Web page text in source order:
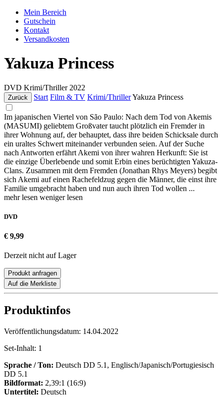
Mein Bereich
Gutschein
Kontakt
Versandkosten
Yakuza Princess
DVD Krimi/Thriller 2022
Zurück Start Film & TV Krimi/ThrillerYakuza Princess
Im japanischen Viertel von São Paulo: Nach dem Tod von Akemis
(MASUMI) geliebtem Großvater taucht plötzlich ein Fremder in
ihrer Wohnung auf, der behauptet, dass ihre beiden Schicksale durch
ein uraltes Schwert miteinander verbunden seien. Auf der Suche
nach Antworten erfährt Akemi von ihrer wahren Herkunft: Sie ist
die einzige Überlebende und somit Erbin eines berüchtigten Yakuza-
Clans. Zusammen mit dem Fremden (Jonathan Rhys Meyers) begibt
sich Akemi auf einen Rachefeldzug gegen die Männer, die einst ihre
Familie umgebracht haben und nun auch ihren Tod wollen ...
mehr lesen weniger lesen
DVD
€ 9,99
Derzeit nicht auf Lager
Produkt anfragen
Auf die Merkliste
Produktinfos
Veröffentlichungsdatum: 14.04.2022
Set-Inhalt: 1
Sprache / Ton: Deutsch DD 5.1, Englisch/Japanisch/Portugiesisch
DD 5.1
Bildformat: 2,39:1 (16:9)
Untertitel: Deutsch